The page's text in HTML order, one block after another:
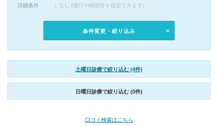
詳細条件
なし (曜日や時間帯を指定できます)
条件変更・絞り込み
土曜日診療で絞り込む (4件)
日曜日診療で絞り込む (0件)
口コミ検索はこちら